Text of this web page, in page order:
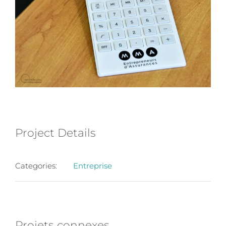
Project Details
Categories: Entreprise